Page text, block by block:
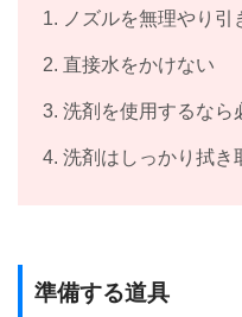
ノズルを無理やり引
直接水をかけない
洗剤を使用するなら
洗剤はしっかり拭き
準備する道具